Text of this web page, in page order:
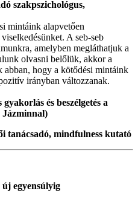
szakpszichológus,
mintáink alapvetően
A seb-seb
amelyben megláthatjuk a
olvasni belőlük, akkor a
abban, hogy a kötődési mintáink
irányban változzanak.
és beszélgetés a
Jázminnal)
tanácsadó, mindfulness kutató
új egyensúlyig